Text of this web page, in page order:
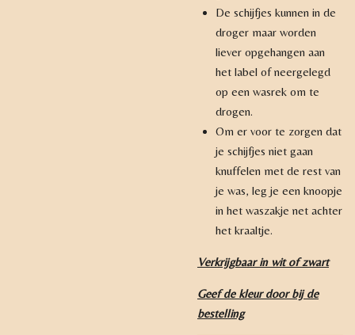
De schijfjes kunnen in de
droger maar worden
liever opgehangen aan
het label of neergelegd
op een wasrek om te
drogen.
Om er voor te zorgen dat
je schijfjes niet gaan
knuffelen met de rest van
je was, leg je een knoopje
in het waszakje net achter
het kraaltje.
Verkrijgbaar in wit of zwart
Geef de kleur door bij de
bestelling